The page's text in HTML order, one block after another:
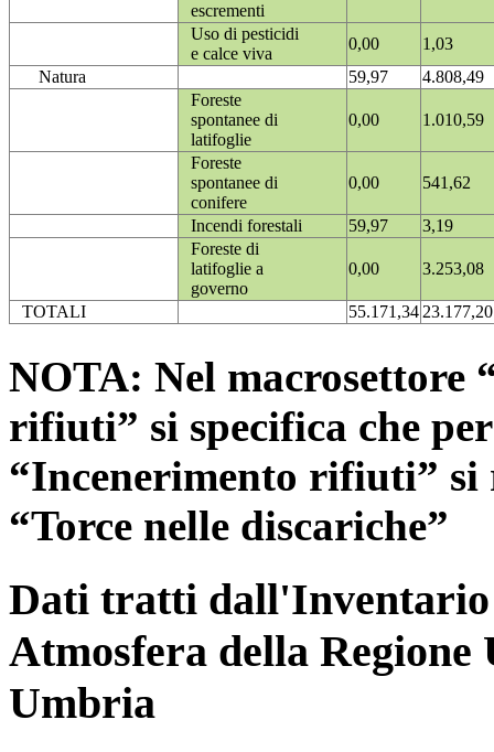
escrementi
Uso di pesticidi
e calce viva
0,00
1,03
Natura
59,97
4.808,49
Foreste
spontanee di
latifoglie
0,00 1.010,59
Foreste
spontanee di
conifere
0,00 541,62
Incendi forestali 59,97
3,19
Foreste di
latifoglie a
governo
0,00 3.253,08
TOTALI 55.171,3423.177,20
NOTA: Nel macrosettore
rifiuti” si specifica che
“Incenerimento rifiuti”
“Torce nelle discariche”
Dati tratti dall'Inventario
Atmosfera della
Umbria